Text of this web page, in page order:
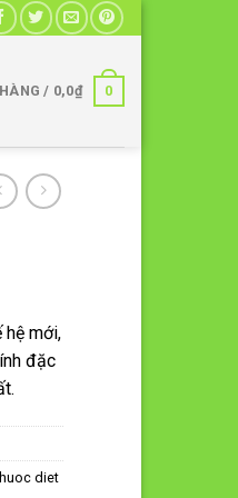
/ 0,0₫ 0
hệ mới,
đặc
diet